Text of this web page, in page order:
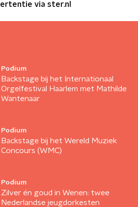
via ster.nl
Podium
Backstage bij het Internationaal
Orgelfestival Haarlem met Mathilde
Wantenaar
Podium
Backstage bij het Wereld Muziek
Concours (WMC)
Podium
Zilver én goud in Wenen: twee
Nederlandse jeugdorkesten